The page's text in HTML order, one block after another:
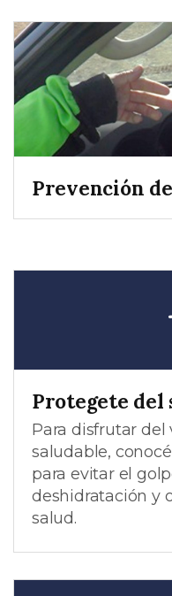
Prevención
Protegete del
Para disfrutar del
saludable,
para evitar el
deshidratación y
salud.